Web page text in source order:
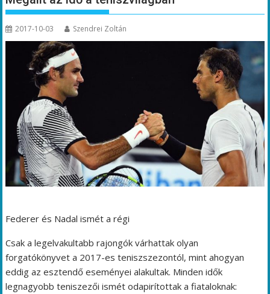
2017-10-03 Szendrei Zoltán
Federer és Nadal ismét a régi
Csak a legelvakultabb rajongók várhattak olyan
forgatókönyvet a 2017-es teniszszezontól, mint ahogyan
eddig az esztendő eseményei alakultak. Minden idők
legnagyobb teniszezői ismét odapirítottak a fiataloknak: